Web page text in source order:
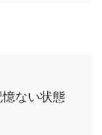
ない状態